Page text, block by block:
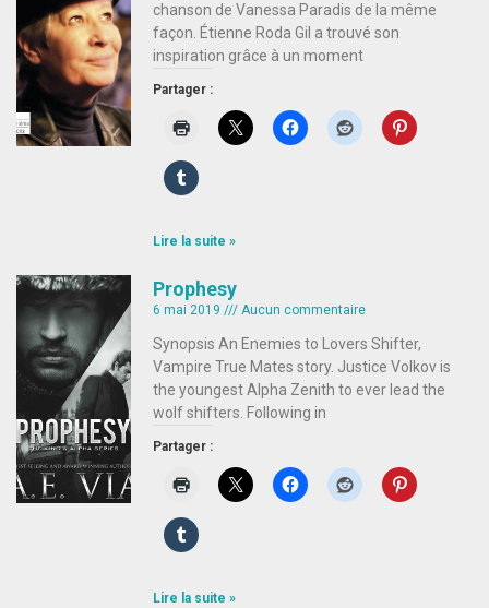
chanson de Vanessa Paradis de la même
façon. Étienne Roda Gil a trouvé son
inspiration grâce à un moment
Partager :
Lire la suite »
Prophesy
6 mai 2019 Aucun commentaire
Synopsis An Enemies to Lovers Shifter,
Vampire True Mates story. Justice Volkov is
the youngest Alpha Zenith to ever lead the
wolf shifters. Following in
Partager :
Lire la suite »